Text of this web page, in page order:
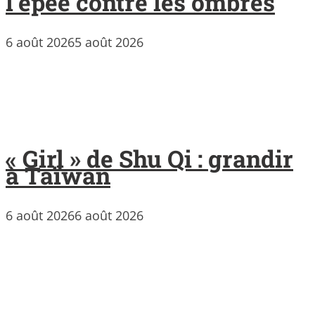
6 août 20265 août 2026
« Girl » de Shu Qi : grandir
à Taïwan
6 août 20266 août 2026